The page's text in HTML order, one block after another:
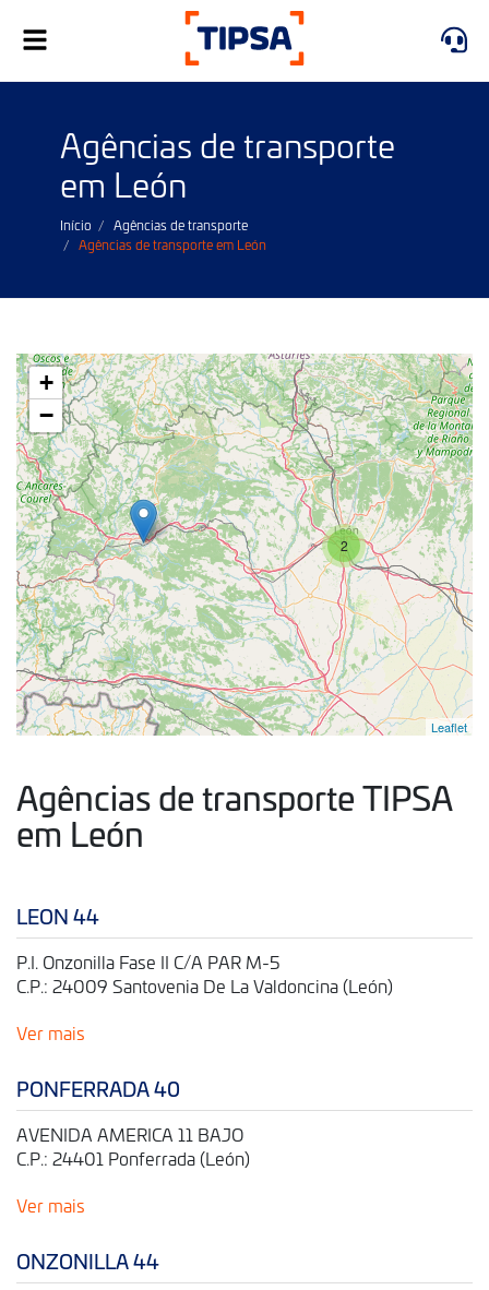
Toggle
navigation
Agências de transporte
em León
Início
Agências de transporte
Agências de transporte em León
2
+
−
Leaflet
Agências de transporte TIPSA
em León
LEON 44
P.I. Onzonilla Fase II C/A PAR M-5
C.P.: 24009 Santovenia De La Valdoncina (León)
Ver mais
PONFERRADA 40
AVENIDA AMERICA 11 BAJO
C.P.: 24401 Ponferrada (León)
Ver mais
ONZONILLA 44